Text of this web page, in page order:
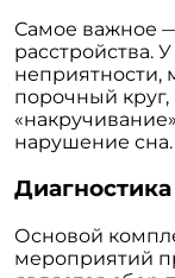
Самое важное
расстройства.
неприятности,
порочный
нарушение сна.
Основой
мероприятий